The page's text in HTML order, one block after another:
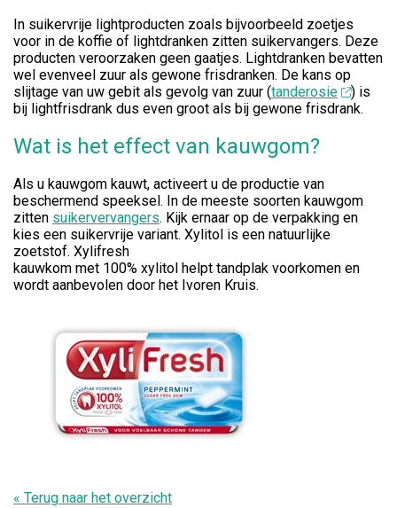
In suikervrije lightproducten zoals bijvoorbeeld zoetjes
voor in de koffie of lightdranken zitten suikervangers. Deze
producten veroorzaken geen gaatjes. Lightdranken bevatten
wel evenveel zuur als gewone frisdranken. De kans op
slijtage van uw gebit als gevolg van zuur (tanderosie
) is
bij lightfrisdrank dus even groot als bij gewone frisdrank.
Wat is het effect van kauwgom?
Als u kauwgom kauwt, activeert u de productie van
beschermend speeksel. In de meeste soorten kauwgom
zitten suikervervangers. Kijk ernaar op de verpakking en
kies een suikervrije variant. Xylitol is een natuurlijke
zoetstof. Xylifresh
kauwkom met 100% xylitol helpt tandplak voorkomen en
wordt aanbevolen door het Ivoren Kruis.
« Terug naar het overzicht